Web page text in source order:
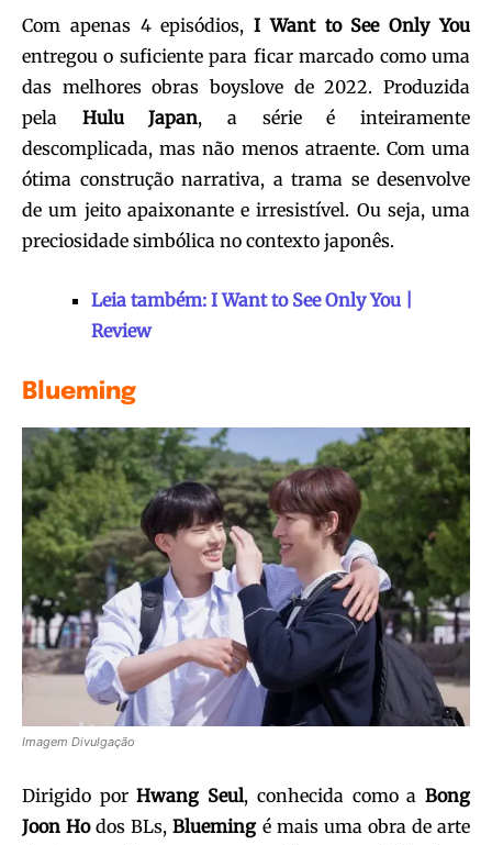
Com apenas 4 episódios,I Want to See Only You
entregou o suficiente para ficar marcado como uma
das melhores obras boyslove de 2022. Produzida
pela Hulu Japan, a série é inteiramente
descomplicada, mas não menos atraente. Com uma
ótima construção narrativa, a trama se desenvolve
de um jeito apaixonante e irresistível. Ou seja, uma
preciosidade simbólica no contexto japonês.
Leia também: I Want to See Only You |
Review
Blueming
Imagem Divulgação
Dirigido porHwang Seul, conhecida como aBong
Joon Hodos BLs,Bluemingé mais uma obra de arte